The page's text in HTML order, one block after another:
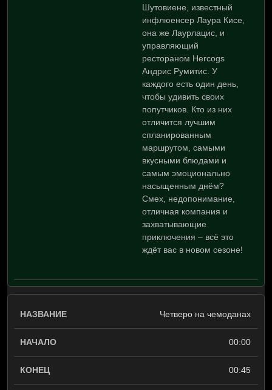
Шутовиене, известный
инфлюенсер Лаура Кисе,
она же Лаурлацис, и
управляющий
рестораном Hercogs
Андрис Румитис. У
каждого есть один день,
чтобы удивить своих
попутчиков. Кто из них
отличится лучшим
спланированным
маршрутом, самыми
вкусными блюдами и
самым эмоционально
насыщенным днём?
Смех, недопонимание,
отличная компания и
захватывающие
приключения – всё это
ждёт вас в новом сезоне!
Четверо на чемоданах
00:00
00:45